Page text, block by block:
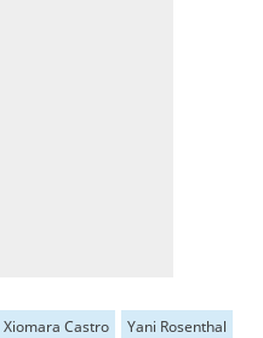
Xiomara Castro
Yani Rosenthal